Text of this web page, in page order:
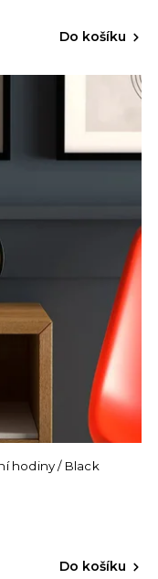
Do košíku
hodiny / Black
Do košíku